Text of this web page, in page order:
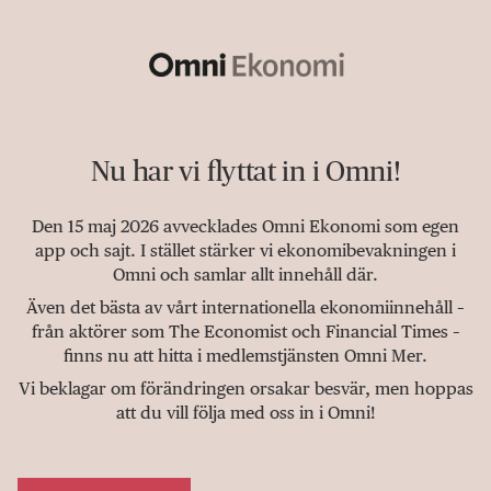
Nu har vi flyttat in i Omni!
Den 15 maj 2026 avvecklades Omni Ekonomi som egen
app och sajt. I stället stärker vi ekonomibevakningen i
Omni och samlar allt innehåll där.
Även det bästa av vårt internationella ekonomiinnehåll –
från aktörer som The Economist och Financial Times –
finns nu att hitta i medlemstjänsten Omni Mer.
Vi beklagar om förändringen orsakar besvär, men hoppas
att du vill följa med oss in i Omni!